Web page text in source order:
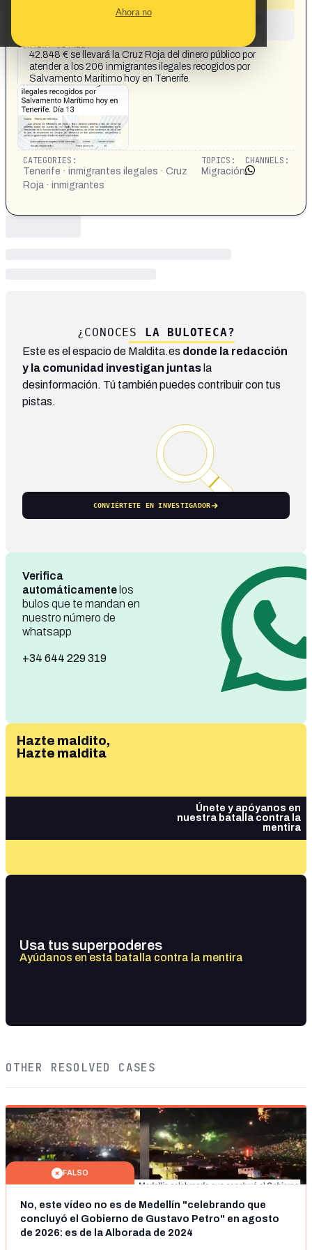
Ahora no
This content has not yet been investigated by the
CONTENT DETAIL:
42.848 € se llevará la Cruz Roja del dinero público por
atender a los 206 inmigrantes ilegales recogidos por
Salvamento Marítimo hoy en Tenerife.
CATEGORIES:
Tenerife · inmigrantes ilegales · Cruz
Roja · inmigrantes
TOPICS:
Migración
CHANNELS:
¿CONOCES LA BULOTECA?
Este es el espacio de Maldita.es donde la redacción
y la comunidad investigan juntas la
desinformación. Tú también puedes contribuir con tus
pistas.
CONVIÉRTETE EN INVESTIGADOR
Verifica
automáticamente los
bulos que te mandan en
nuestro número de
whatsapp
+34 644 229 319
Hazte maldito,
Hazte maldita
Únete y apóyanos en
nuestra batalla contra la
mentira
Usa tus superpoderes
Ayúdanos en esta batalla contra la mentira
OTHER RESOLVED CASES
FALSO
No, este vídeo no es de Medellín "celebrando que
concluyó el Gobierno de Gustavo Petro" en agosto
de 2026: es de la Alborada de 2024